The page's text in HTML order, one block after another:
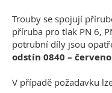
Trouby se spojují
příruba pro tlak PN 6,
potrubní díly jsou
odstín 0840 –
V případě požadavku